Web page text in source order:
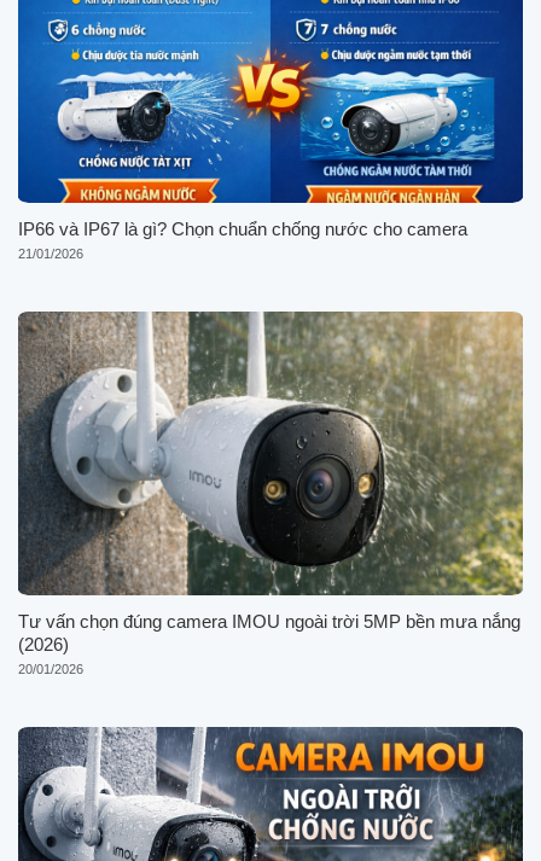
IP66 và IP67 là gì? Chọn chuẩn chống nước cho camera
21/01/2026
Tư vấn chọn đúng camera IMOU ngoài trời 5MP bền mưa nắng
(2026)
20/01/2026